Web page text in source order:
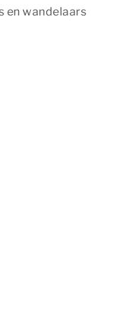
en wandelaars